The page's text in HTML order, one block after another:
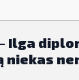
Ilga
niekas